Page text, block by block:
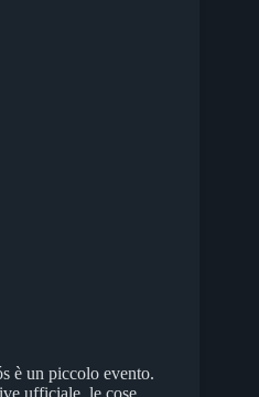
è un piccolo evento.